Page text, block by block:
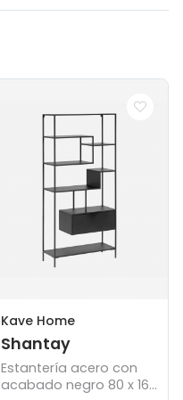
Kave Home
Shantay
Estantería acero con
acabado negro 80 x 168